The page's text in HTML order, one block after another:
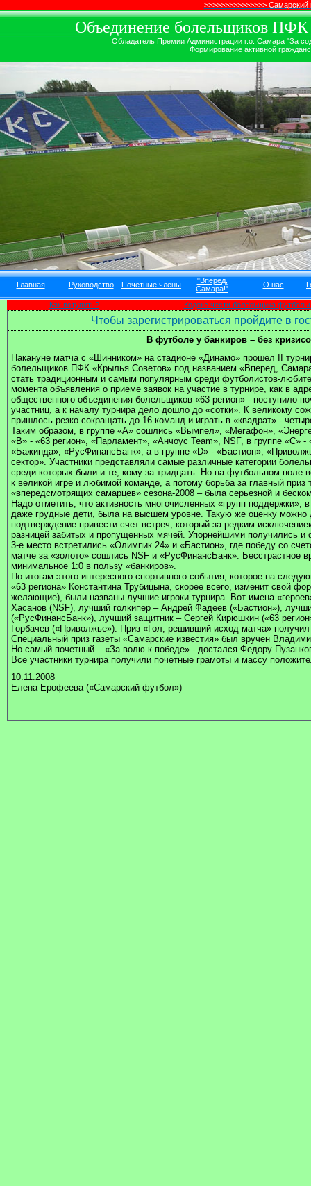
>>>>>>>>>>>>>>> Самарский
Объединение болельщиков
Обладатель Премии Администрации г.о. Самара "За
Формирование активной
Главная Руководство Почетные члены
"Вперед,
Самара!"
О нас
Как вступить? Кодекс чести болельщика
Чтобы зарегистрироваться пройдите в
В футболе у банкиров – без
Накануне матча с «Шинником» на стадионе «Динамо» прошел II
болельщиков ПФК «Крылья Советов» под названием «Вперед,
стать традиционным и самым популярным среди футболистов-
момента объявления о приеме заявок на участие в турнире, как в
общественного объединения болельщиков «63 регион» - поступило
участниц, а к началу турнира дело дошло до «сотки». К великому
пришлось резко сокращать до 16 команд и играть в «квадрат» -
Таким образом, в группе «А» сошлись «Вымпел», «Мегафон»,
«В» - «63 регион», «Парламент», «Анчоус Team», NSF, в группе «С»
«Бажинда», «РусФинансБанк», а в группе «D» - «Бастион»,
сектор». Участники представляли самые различные категории
среди которых были и те, кому за тридцать. Но на футбольном поле
к великой игре и любимой команде, а потому борьба за главный приз
«впередсмотрящих самарцев» сезона-2008 – была серьезной и
Надо отметить, что активность многочисленных «групп поддержки»,
даже грудные дети, была на высшем уровне. Такую же оценку можно
подтверждение привести счет встреч, который за редким
разницей забитых и пропущенных мячей. Упорнейшими получились
3-е место встретились «Олимпик 24» и «Бастион», где победу со
матче за «золото» сошлись NSF и «РусФинансБанк». Бесстрастное
минимальное 1:0 в пользу «банкиров».
По итогам этого интересного спортивного события, которое на
«63 региона» Константина Трубицына, скорее всего, изменит свой
желающие), были названы лучшие игроки турнира. Вот имена
Хасанов (NSF), лучший голкипер – Андрей Фадеев («Бастион»),
(«РусФинансБанк»), лучший защитник – Сергей Кирюшкин («63
Горбачев («Приволжье»). Приз «Гол, решивший исход матча»
Специальный приз газеты «Самарские известия» был вручен
Но самый почетный – «За волю к победе» - достался Федору
Все участники турнира получили почетные грамоты и массу
10.11.2008
Елена Ерофеева («Самарский футбол»)